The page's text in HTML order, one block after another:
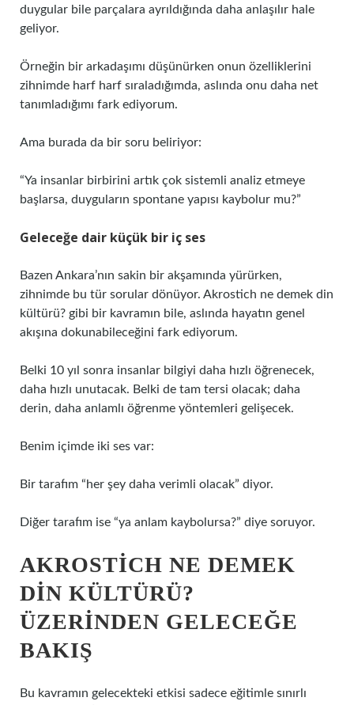
duygular bile parçalara ayrıldığında daha anlaşılır hale
geliyor.
Örneğin bir arkadaşımı düşünürken onun özelliklerini
zihnimde harf harf sıraladığımda, aslında onu daha net
tanımladığımı fark ediyorum.
Ama burada da bir soru beliriyor:
“Ya insanlar birbirini artık çok sistemli analiz etmeye
başlarsa, duyguların spontane yapısı kaybolur mu?”
Geleceğe dair küçük bir iç ses
Bazen Ankara’nın sakin bir akşamında yürürken,
zihnimde bu tür sorular dönüyor. Akrostich ne demek din
kültürü? gibi bir kavramın bile, aslında hayatın genel
akışına dokunabileceğini fark ediyorum.
Belki 10 yıl sonra insanlar bilgiyi daha hızlı öğrenecek,
daha hızlı unutacak. Belki de tam tersi olacak; daha
derin, daha anlamlı öğrenme yöntemleri gelişecek.
Benim içimde iki ses var:
Bir tarafım “her şey daha verimli olacak” diyor.
Diğer tarafım ise “ya anlam kaybolursa?” diye soruyor.
AKROSTICH NE DEMEK
DIN KÜLTÜRÜ?
ÜZERINDEN GELECEĞE
BAKIŞ
Bu kavramın gelecekteki etkisi sadece eğitimle sınırlı